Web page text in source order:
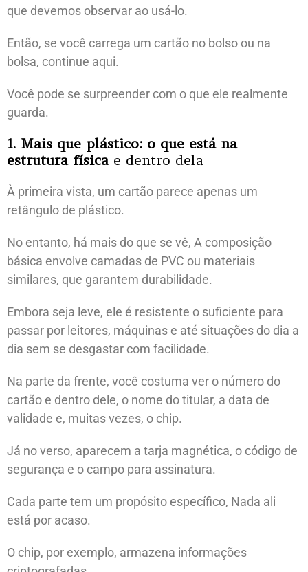
que devemos observar ao usá-lo.
Então, se você carrega um cartão no bolso ou na
bolsa, continue aqui.
Você pode se surpreender com o que ele realmente
guarda.
1. Mais que plástico: o que está na
estrutura físicae dentro dela
À primeira vista, um cartão parece apenas um
retângulo de plástico.
No entanto, há mais do que se vê, A composição
básica envolve camadas de PVC ou materiais
similares, que garantem durabilidade.
Embora seja leve, ele é resistente o suficiente para
passar por leitores, máquinas e até situações do dia a
dia sem se desgastar com facilidade.
Na parte da frente, você costuma ver o número do
cartão e dentro dele, o nome do titular, a data de
validade e, muitas vezes, o chip.
Já no verso, aparecem a tarja magnética, o código de
segurança e o campo para assinatura.
Cada parte tem um propósito específico, Nada ali
está por acaso.
O chip, por exemplo, armazena informações